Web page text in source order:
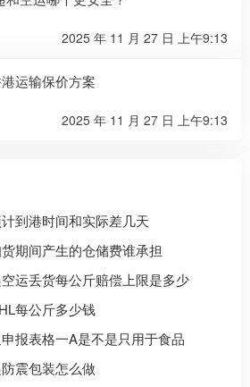
2025 年 11 月 27 日 上午9:13
运输保价方案
2025 年 11 月 27 日 上午9:13
到港时间和实际差几天
期间产生的仓储费谁承担
运丢货每公斤赔偿上限是多少
每公斤多少钱
报表格一A是不是只用于食品
震包装怎么做